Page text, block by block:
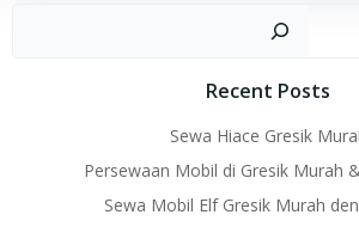
Recent Posts
Sewa Hiace Gresik
Persewaan Mobil di Gresik Murah
Sewa Mobil Elf Gresik Murah